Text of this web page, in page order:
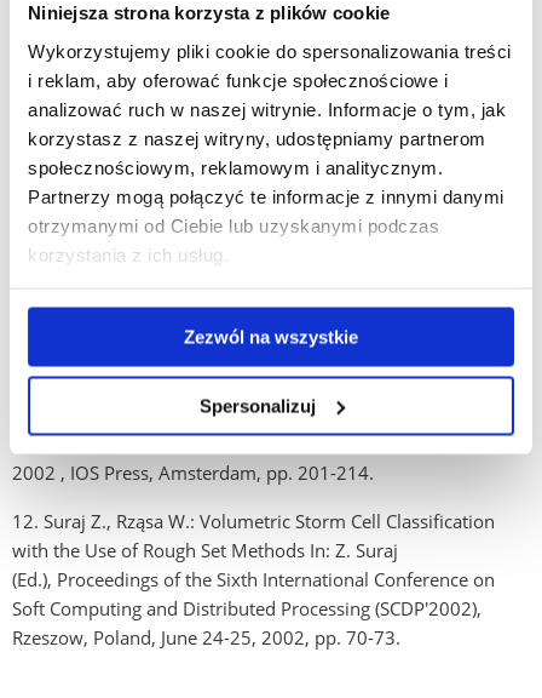
Niniejsza strona korzysta z plików cookie
Wykorzystujemy pliki cookie do spersonalizowania treści
i reklam, aby oferować funkcje społecznościowe i
analizować ruch w naszej witrynie. Informacje o tym, jak
korzystasz z naszej witryny, udostępniamy partnerom
społecznościowym, reklamowym i analitycznym.
Partnerzy mogą połączyć te informacje z innymi danymi
otrzymanymi od Ciebie lub uzyskanymi podczas
korzystania z ich usług.
Zezwól na wszystkie
Spersonalizuj
Clustering: A Rough Set Approach to Constructing Information
Granules In: Z. Suraj (Ed.),Proceedings of the Sixth
International Conference on Soft Computing and Distributed
Processing (SCDP'2002), Rzeszow, Poland, June 24-25, 2002,
pp. 57-61.
10. Rząsa W., Suraj Z.: A New Method for Determining of
Extensions and Restrictions of Informtion Systems. In: J.
Alpigini, J.F. Peters, A. Skowron, N. Zhong (Eds.), Rough Sets
in Artificial Intelligence 2475. Berlin: Springer-Verlag, 2002,
11. Suraj Z., Peters J.F., Rząsa W.: A Comparison of Different
Decision Algorithms Used in Volumetric Storm Cells
Classification. Fundamenta Informaticae, Vol. 51, No. 1- 2,
2002 , IOS Press, Amsterdam, pp. 201-214.
12. Suraj Z., Rząsa W.: Volumetric Storm Cell Classification
with the Use of Rough Set Methods In: Z. Suraj
(Ed.), Proceedings of the Sixth International Conference on
Soft Computing and Distributed Processing (SCDP'2002),
Rzeszow, Poland, June 24-25, 2002, pp. 70-73.